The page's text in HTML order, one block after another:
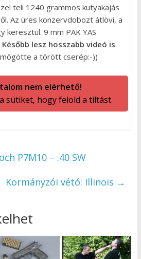
teli 1240 grammos kutyakajás
Az üres konzervdobozt átlövi, a
keresztül. 9 mm PAK YAS
Később lesz hosszabb videó is
a törött cserép:-))
nem elérhető!
sütiket, hogy felold a tiltást.
P7M10 – .40 SW
Kormányzói vétó: Illinois →